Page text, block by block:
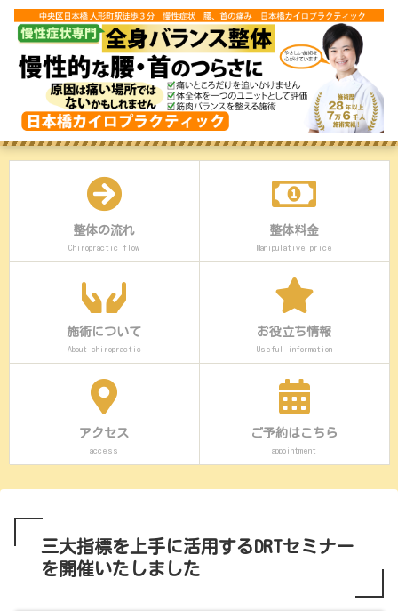
整体の流れ
Chiropractic flow
整体料金
Manipulative price
施術について
About chiropractic
お役立ち情報
Useful information
アクセス
access
ご予約はこちら
appointment
三大指標を上手に活用するDRTセミナー
を開催いたしました